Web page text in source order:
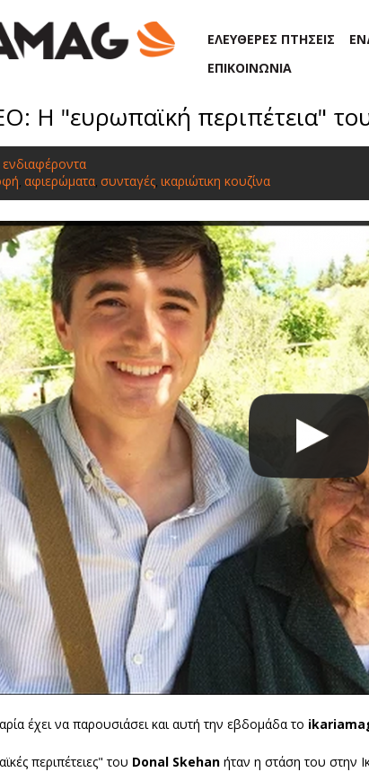
ΕΛΕΥΘΕΡΕΣ ΠΤΗΣΕΙΣ
ΕΠΙΚΟΙΝΩΝΙΑ
Η "ευρωπαϊκή περιπέτεια"
ενδιαφέροντα
, αφιερώματα, συνταγές, ικαριώτικη κουζίνα
έχει να παρουσιάσει και αυτή την εβδομάδα το
περιπέτειες" του Donal Skehan ήταν η στάση του στην